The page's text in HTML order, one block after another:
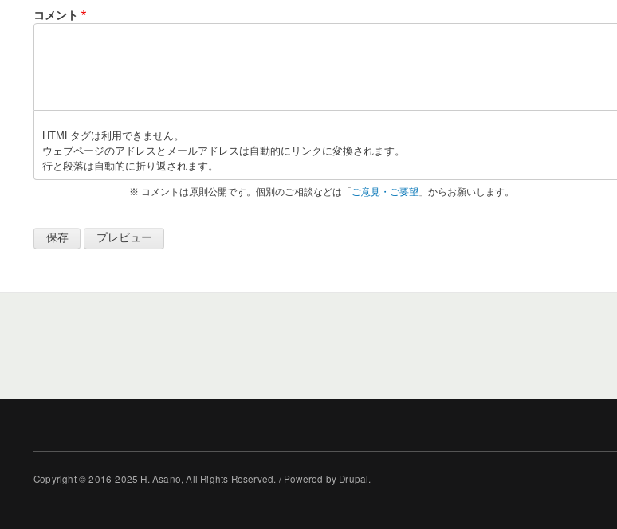
コメント
HTMLタグは利用できません。
ウェブページのアドレスとメールアドレスは自動的にリンクに変換されます。
行と段落は自動的に折り返されます。
※ コメントは原則公開です。個別のご相談などは「 ご意見・ご要望 」からお願いします。
Copyright © 2016-2025 H. Asano, All Rights Reserved. / Powered by Drupal.